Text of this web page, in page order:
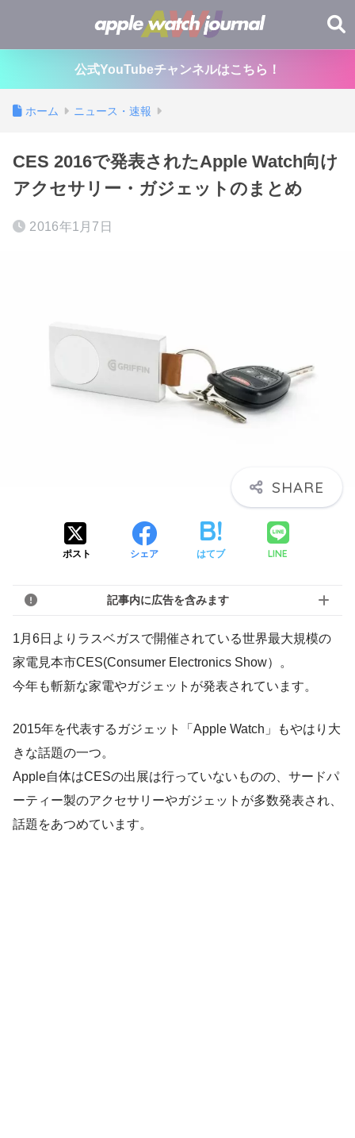
公式YouTubeチャンネルはこちら！
ホーム ニュース・速報
CES 2016で発表されたApple Watch向け
アクセサリー・ガジェットのまとめ
2016年1月7日
ポスト シェア はてブ LINE
記事内に広告を含みます
1月6日よりラスベガスで開催されている世界最大規模の
家電見本市CES(Consumer Electronics Show）。
今年も斬新な家電やガジェットが発表されています。
2015年を代表するガジェット「Apple Watch」もやはり大
きな話題の一つ。
Apple自体はCESの出展は行っていないものの、サードパ
ーティー製のアクセサリーやガジェットが多数発表され、
話題をあつめています。